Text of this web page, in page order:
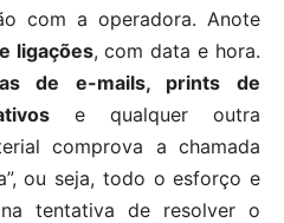
com a operadora. Anote
ligações, com data e hora.
de e-mails, prints de
e qualquer outra
comprova a chamada
ou seja, todo o esforço e
tentativa de resolver o